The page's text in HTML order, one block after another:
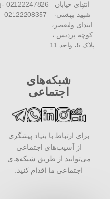
انتهای خیابان
شهید بهشتی،
ابتدای ولیعصر،
کوچه پردیس ،
پلاک 5، واحد 11
02122247826 -
02122208357
شبکه‌های
اجتماعی
برای ارتباط با بنیاد پیشگری
از آسیب‌های اجتماعی
می‌توانید از طریق شبکه‌‎های
اجتماعی ما اقدام کنید.